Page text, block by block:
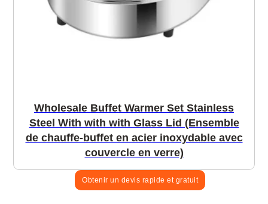
Wholesale Buffet Warmer Set Stainless
Steel With with with Glass Lid (Ensemble
de chauffe-buffet en acier inoxydable avec
couvercle en verre)
Obtenir un devis rapide et gratuit